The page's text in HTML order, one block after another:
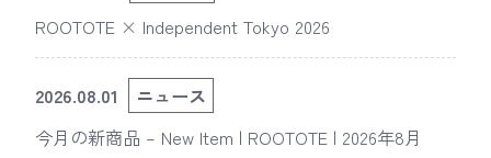
ROOTOTE × Independent Tokyo 2026
2026.08.01
ニュース
今月の新商品 – New Item | ROOTOTE | 2026年8月